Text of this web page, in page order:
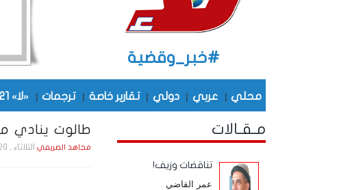
#خبر_وقضية
محلي | عربي | دولي | تقارير خاصة | ترجمات | «لا» 21 السياسي
طالوت ينادي
مجاهد الصريميالثلاثاء , 20 يـونـيـو , 2023 الساعة 8:39:43 PM
مـقـالات
تناقضات وزيف!
عمر القاضي